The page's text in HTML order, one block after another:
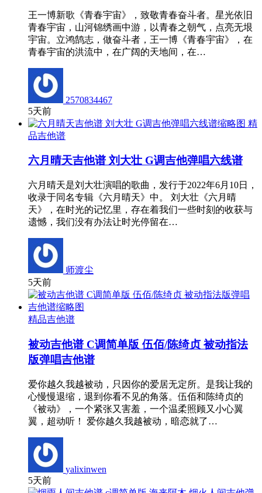
王一博新歌《青春宇宙》，致敬青春奋斗者。星光依旧
青春宇宙，山河锦绣画中游，以青春之朝气，点亮无垠
宇宙。立鸿鹄志，做奋斗者，王一博《青春宇宙》，在
青春宇宙的洪流中，在广阔的天地间，在…
2570834467
5天前
精
品吉他谱
六月晴天吉他谱 刘大壮 G调吉他弹唱六线谱
六月晴天是刘大壮演唱的歌曲，发行于2022年6月10日，
收录于同名专辑《六月晴天》中。 刘大壮《六月晴
天》，在时光的记忆里，存在着我们一些时刻的收获与
遗憾，我们没有办法让时光停留在…
师渡尘
5天前
精品吉他谱
被动吉他谱 C调简单版 伍佰/陈绮贞 被动指法
版弹唱吉他谱
爱你越久我越被动，只因你的爱居无定所。是我让我的
心慢慢退缩，退到你看不见的角落。伍佰和陈绮贞的
《被动》，一个紧张又害羞，一个温柔照顾又小心翼
翼，超动听！ 爱你越久我越被动，暗恋就了…
yalixinwen
5天前